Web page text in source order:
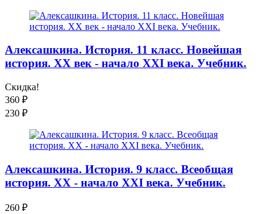
Алексашкина. История. 11 класс. Новейшая
история. XX век - начало XXI века. Учебник.
Скидка!
360 ₽
230 ₽
Алексашкина. История. 9 класс. Всеобщая
история. XX - начало XXI века. Учебник.
260 ₽